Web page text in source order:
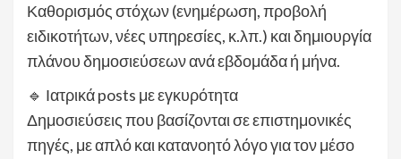
Καθορισμός στόχων (ενημέρωση, προβολή
ειδικοτήτων, νέες υπηρεσίες, κ.λπ.) και δημιουργία
πλάνου δημοσιεύσεων ανά εβδομάδα ή μήνα.
🔹 Ιατρικά posts με εγκυρότητα
Δημοσιεύσεις που βασίζονται σε επιστημονικές
πηγές, με απλό και κατανοητό λόγο για τον μέσο